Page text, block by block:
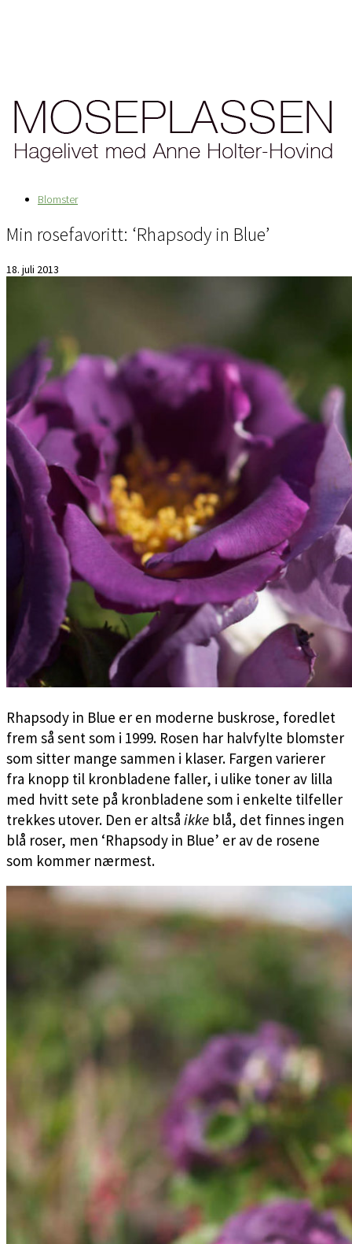
Blomster
Min rosefavoritt: ‘Rhapsody in Blue’
18. juli 2013
Rhapsody in Blue er en moderne buskrose, foredlet
frem så sent som i 1999. Rosen har halvfylte blomster
som sitter mange sammen i klaser. Fargen varierer
fra knopp til kronbladene faller, i ulike toner av lilla
med hvitt sete på kronbladene som i enkelte tilfeller
trekkes utover. Den er altså ikke blå, det finnes ingen
blå roser, men ‘Rhapsody in Blue’ er av de rosene
som kommer nærmest.